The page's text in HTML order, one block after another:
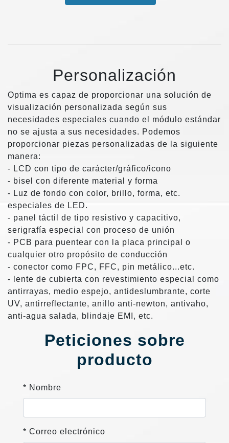
Personalización
Optima es capaz de proporcionar una solución de
visualización personalizada según sus
necesidades especiales cuando el módulo estándar
no se ajusta a sus necesidades. Podemos
proporcionar piezas personalizadas de la siguiente
manera:
- LCD con tipo de carácter/gráfico/icono
- bisel con diferente material y forma
- Luz de fondo con color, brillo, forma, etc.
especiales de LED.
- panel táctil de tipo resistivo y capacitivo,
serigrafía especial con proceso de unión
- PCB para puentear con la placa principal o
cualquier otro propósito de conducción
- conector como FPC, FFC, pin metálico...etc.
- lente de cubierta con revestimiento especial como
antirrayas, medio espejo, antideslumbrante, corte
UV, antirreflectante, anillo anti-newton, antivaho,
anti-agua salada, blindaje EMI, etc.
Peticiones sobre
producto
* Nombre
* Correo electrónico